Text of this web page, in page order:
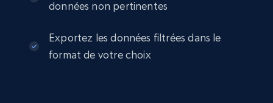
13.2K+ 1.7K+
données non pertinentes
Exportez les données filtrées dans le
format de votre choix